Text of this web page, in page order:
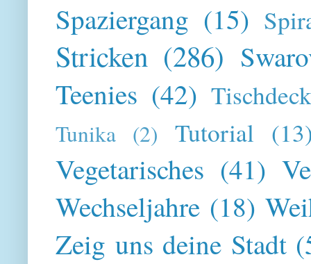
Spaziergang (15)
Stricken (286)
Teenies (42)
Tunika (2) Tutorial
Vegetarisches (41)
Wechseljahre (18)
Zeig uns deine Stadt